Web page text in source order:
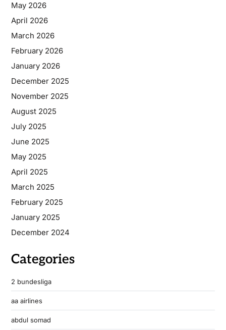
May 2026
April 2026
March 2026
February 2026
January 2026
December 2025
November 2025
August 2025
July 2025
June 2025
May 2025
April 2025
March 2025
February 2025
January 2025
December 2024
Categories
2 bundesliga
aa airlines
abdul somad